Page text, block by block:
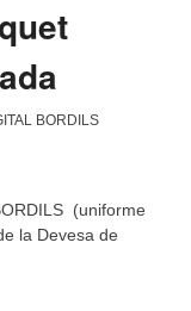
BORDILS
(uniforme
la Devesa de